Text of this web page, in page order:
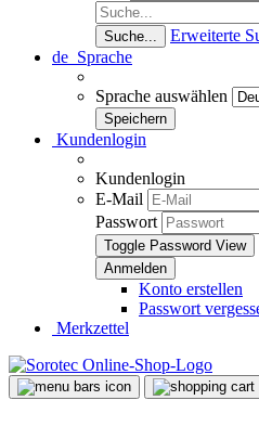
Suche...
Erweiterte
de Sprache
Sprache auswählen
Kundenlogin
Kundenlogin
E-Mail
Passwort
Toggle Password View
Konto erstellen
Passwort
Merkzettel